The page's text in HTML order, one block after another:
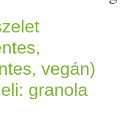
fog kikerülni
sütést Ádival,
is
vegán)
granola